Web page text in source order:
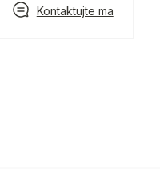
Kontaktujte ma